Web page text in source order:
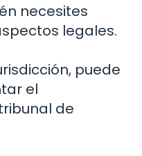
necesites
legales.
puede
el
de